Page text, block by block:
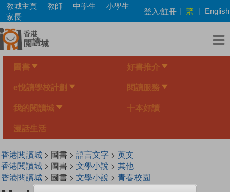
Skip
main
content
教城主頁 教師 中學生
小學生
家長
登入/註冊 | 繁 | English
圖書 好書推介
e悅讀學校計劃 閱讀服務
我的閱讀城 十本好讀
漫話生活
香港閱讀城> 圖書 > 語言文字> 英文
香港閱讀城> 圖書 > 文學小說 > 其他
香港閱讀城> 圖書 > 文學小說 > 青春校園